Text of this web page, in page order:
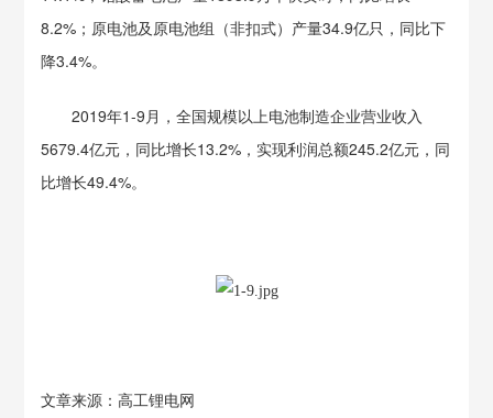
8.2%；原电池及原电池组（非扣式）产量34.9亿只，同比下
降3.4%。
2019年1-9月，全国规模以上电池制造企业营业收入
5679.4亿元，同比增长13.2%，实现利润总额245.2亿元，同
比增长49.4%。
文章来源：高工锂电网